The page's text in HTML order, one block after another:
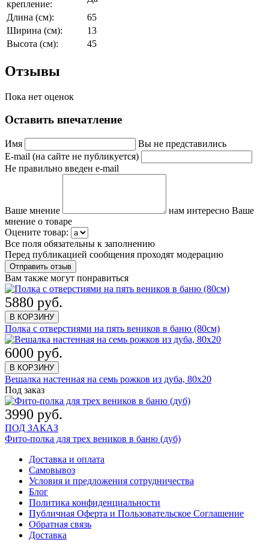
крепление:
Длина (см):
65
Ширина (см):
13
Высота (см):
45
Отзывы
Пока нет оценок
Оставить впечатление
Имя
Вы не представились
E-mail (на сайте не публикуется)
Не правильно введен e-mail
Ваше мнение
нам интересно Ваше
мнение о товаре
Оцените товар:
Все поля обязательны к заполнению
Перед публикацией сообщения проходят модерацию
Вам также могут понравиться
5880 руб.
В КОРЗИНУ
Полка с отверстиями на пять веников в баню (80см)
6000 руб.
В КОРЗИНУ
Вешалка настенная на семь рожков из дуба, 80х20
Под заказ
3990 руб.
ПОД ЗАКАЗ
Фито-полка для трех веников в баню (дуб)
Доставка и оплата
Самовывоз
Условия и предложения сотрудничества
Блог
Политика конфиденциальности
Публичная Оферта и Пользовательское Соглашение
Обратная связь
Доставка